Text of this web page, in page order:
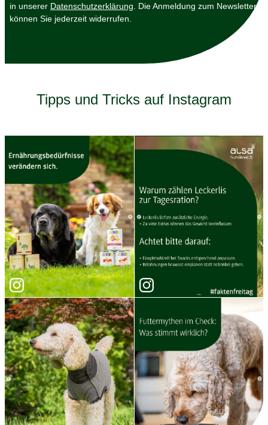
in unserer Datenschutzerklärung . Die Anmeldung zum Newsletter
können Sie jederzeit widerrufen.
Tipps und Tricks auf Instagram